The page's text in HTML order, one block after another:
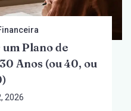
Plano de
Anos (ou 40, ou
2026